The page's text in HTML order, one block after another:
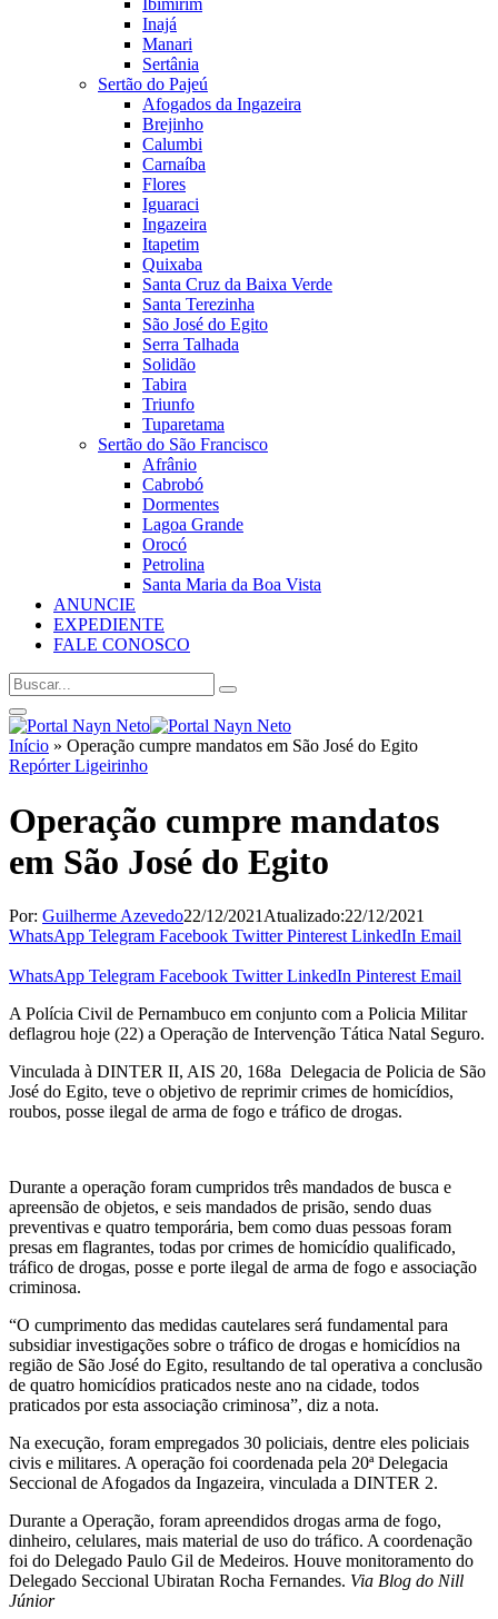
Ibimirim
Inajá
Manari
Sertânia
Sertão do Pajeú
Afogados da Ingazeira
Brejinho
Calumbi
Carnaíba
Flores
Iguaraci
Ingazeira
Itapetim
Quixaba
Santa Cruz da Baixa Verde
Santa Terezinha
São José do Egito
Serra Talhada
Solidão
Tabira
Triunfo
Tuparetama
Sertão do São Francisco
Afrânio
Cabrobó
Dormentes
Lagoa Grande
Orocó
Petrolina
Santa Maria da Boa Vista
ANUNCIE
EXPEDIENTE
FALE CONOSCO
Início » Operação cumpre mandatos em São José do Egito
Repórter Ligeirinho
Operação cumpre mandatos
em São José do Egito
Por: Guilherme Azevedo22/12/2021 Atualizado:22/12/2021
WhatsApp Telegram Facebook Twitter Pinterest LinkedIn Email
WhatsApp Telegram Facebook Twitter LinkedIn Pinterest Email
A Polícia Civil de Pernambuco em conjunto com a Policia Militar
deflagrou hoje (22) a Operação de Intervenção Tática Natal Seguro.
Vinculada à DINTER II, AIS 20, 168a Delegacia de Policia de São
José do Egito, teve o objetivo de reprimir crimes de homicídios,
roubos, posse ilegal de arma de fogo e tráfico de drogas.
Durante a operação foram cumpridos três mandados de busca e
apreensão de objetos, e seis mandados de prisão, sendo duas
preventivas e quatro temporária, bem como duas pessoas foram
presas em flagrantes, todas por crimes de homicídio qualificado,
tráfico de drogas, posse e porte ilegal de arma de fogo e associação
criminosa.
“O cumprimento das medidas cautelares será fundamental para
subsidiar investigações sobre o tráfico de drogas e homicídios na
região de São José do Egito, resultando de tal operativa a conclusão
de quatro homicídios praticados neste ano na cidade, todos
praticados por esta associação criminosa”, diz a nota.
Na execução, foram empregados 30 policiais, dentre eles policiais
civis e militares. A operação foi coordenada pela 20ª Delegacia
Seccional de Afogados da Ingazeira, vinculada a DINTER 2.
Durante a Operação, foram apreendidos drogas arma de fogo,
dinheiro, celulares, mais material de uso do tráfico. A coordenação
foi do Delegado Paulo Gil de Medeiros. Houve monitoramento do
Delegado Seccional Ubiratan Rocha Fernandes. Via Blog do Nill
Júnior